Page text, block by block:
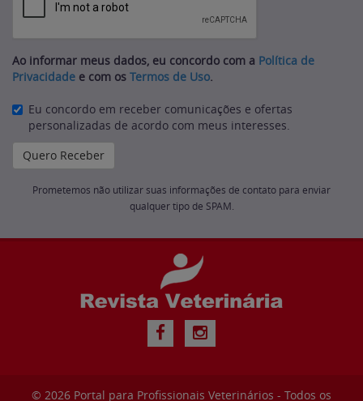
Ao informar meus dados, eu concordo com a Política de
Privacidade e com os Termos de Uso.
Eu concordo em receber comunicações e ofertas
personalizadas de acordo com meus interesses.
Prometemos não utilizar suas informações de contato para enviar
qualquer tipo de SPAM.
© 2026 Portal para Profissionais Veterinários - Todos os